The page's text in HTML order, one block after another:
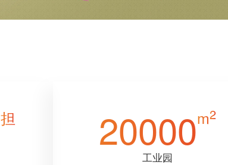
担 20000m2
工业园